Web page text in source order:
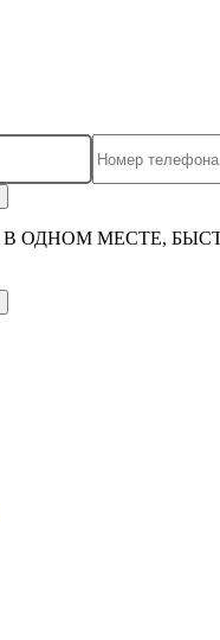
В ОДНОМ МЕСТЕ,